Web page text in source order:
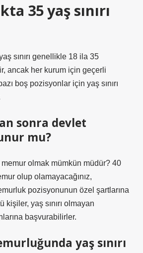
35 yaş sınırı
sınırı genellikle 18 ila 35
ancak her kurum için geçerli
boş pozisyonlar için yaş sınırı
sonra devlet
mu?
olmak mümkün müdür? 40
olup olamayacağınız,
pozisyonunun özel şartlarına
kişiler, yaş sınırı olmayan
başvurabilirler.
yaş sınırı